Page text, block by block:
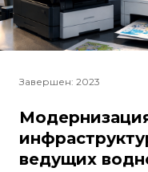
Завершен: 2023
ведущих